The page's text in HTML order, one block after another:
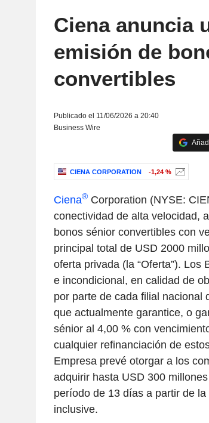
Ciena anuncia
emisión de
convertibles
Publicado el 11/06/2026 a 20:40
Business Wire
CIENA CORPORATION -1,24 %
Ciena®Corporation (NYSE:
conectividad de alta velocidad,
bonos sénior convertibles con
principal total de USD 2000
oferta privada (la “Oferta”).
e incondicional, en calidad de
por parte de cada filial nacional
que actualmente garantice, o
sénior al 4,00 % con
cualquier refinanciación de
Empresa prevé otorgar a los
adquirir hasta USD 300
período de 13 días a partir de
inclusive.